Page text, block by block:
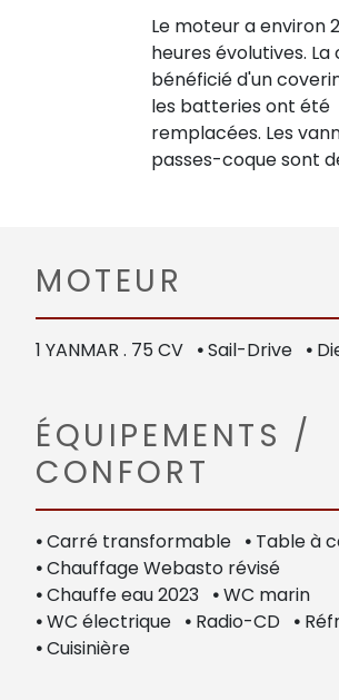
Le moteur a environ
heures évolutives. La
bénéficié d'un
les batteries ont été
remplacées. Les
passes-coque sont
MOTEUR
1 YANMAR . 75 CV •Sail-Drive •
ÉQUIPEMENTS /
CONFORT
•Carré transformable • Table à
•Chauffage Webasto révisé
•Chauffe eau 2023 •WC marin
•WC électrique • Radio-CD •
•Cuisinière